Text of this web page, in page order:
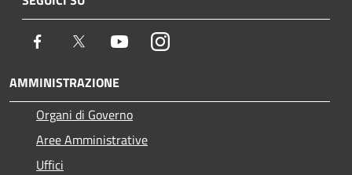
Facebook Twitter YoutubeInstagram
AMMINISTRAZIONE
Organi di Governo
Aree Amministrative
Uffici